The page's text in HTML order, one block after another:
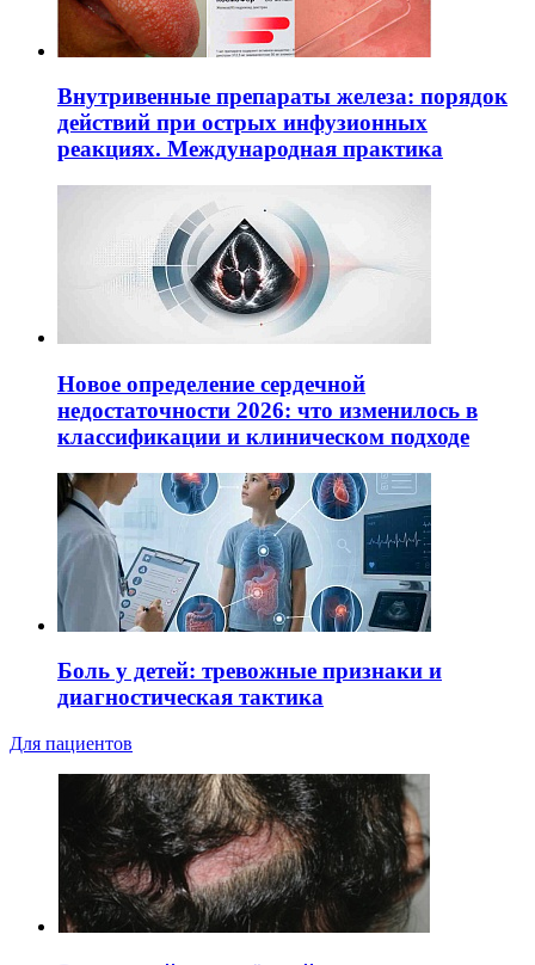
Внутривенные препараты железа: порядок
действий при острых инфузионных
реакциях. Международная практика
Новое определение сердечной
недостаточности 2026: что изменилось в
классификации и клиническом подходе
Боль у детей: тревожные признаки и
диагностическая тактика
Для пациентов